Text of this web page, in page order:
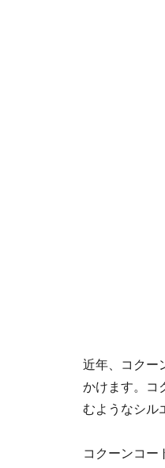
近年、コクー
かけます。コ
むようなシル
コクーンコー